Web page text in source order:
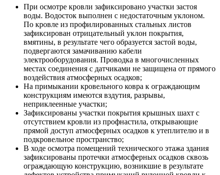
При осмотре кровли зафиксировано участки застоя
воды. Водосток выполнен с недостаточным уклоном.
По кровле из профилированных стальных листов
зафиксирован отрицательный уклон покрытия,
вмятины, в результате чего образуется застой воды,
подвергаются замачиванию кабели
электрооборудования. Проводка в многочисленных
местах соединения с датчиками не защищена от прямого
воздействия атмосферных осадков;
На примыкании кровельного ковра к ограждающим
конструкциям имеются вздутия, разрывы,
неприклеенные участки;
Зафиксированы участки покрытия крышных шахт с
отсутствием кровли из профнастила, открывающие
прямой доступ атмосферных осадков к утеплителю и в
подкровельное пространство;
В ходе осмотра помещений технического этажа здания
зафиксированы протечки атмосферных осадков сквозь
ограждающую конструкцию, возникшие в результате